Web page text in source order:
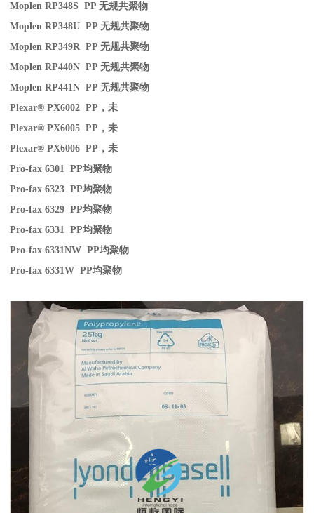
Moplen RP348S PP无规共聚物
Moplen RP348U PP无规共聚物
Moplen RP349R PP无规共聚物
Moplen RP440N PP无规共聚物
Moplen RP441N PP无规共聚物
Plexar® PX6002 PP ，未
Plexar® PX6005 PP ，未
Plexar® PX6006 PP ，未
Pro-fax 6301 PP均聚物
Pro-fax 6323 PP均聚物
Pro-fax 6329 PP均聚物
Pro-fax 6331 PP均聚物
Pro-fax 6331NW PP均聚物
Pro-fax 6331W PP均聚物